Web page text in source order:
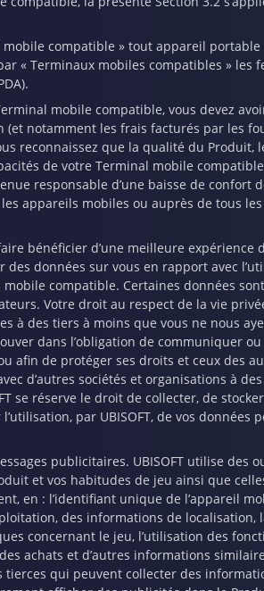
compatible » tout appareil
« Terminaux mobiles compatibles » les
mobile compatible, vous devez
notamment les frais facturés par les
reconnaissez que la qualité du Produit,
de votre Terminal mobile
responsable d’une baisse de confort
appareils mobiles ou auprès de tous
bénéficier d’une meilleure expérience
des données sur vous en rapport avec
compatible. Certaines données
Votre droit au respect de la vie
à des tiers à moins que vous ne nous
dans l’obligation de communiquer
afin de protéger ses droits et ceux des
d’autres sociétés et organisations à
se réserve le droit de collecter, de
par UBISOFT, de vos données
publicitaires. UBISOFT utilise des
et vos habitudes de jeu ainsi que
en : l’identifiant unique de l’appareil
des informations de
concernant le jeu, l’utilisation des
achats et d’autres informations
qui peuvent collecter des